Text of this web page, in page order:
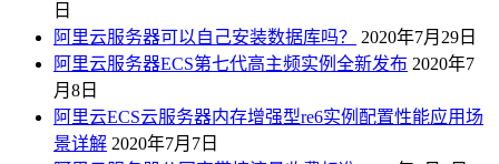
日
阿里云服务器可以自己安装数据库吗？
2020年7月29日
阿里云服务器ECS第七代高主频实例全新发布 2020年7
月8日
阿里云ECS云服务器内存增强型re6实例配置性能应用场
景详解 2020年7月7日